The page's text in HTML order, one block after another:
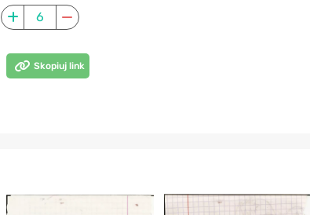
6
Skopiuj link